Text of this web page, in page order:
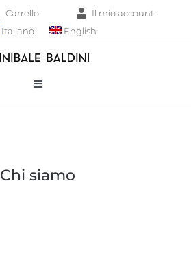
Carrello
Il mio account
Italiano
English
Toggle
Navigation
Chi siamo